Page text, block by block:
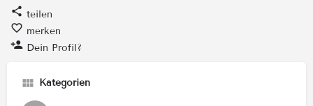
teilen
merken
Dein Profil?
Kategorien